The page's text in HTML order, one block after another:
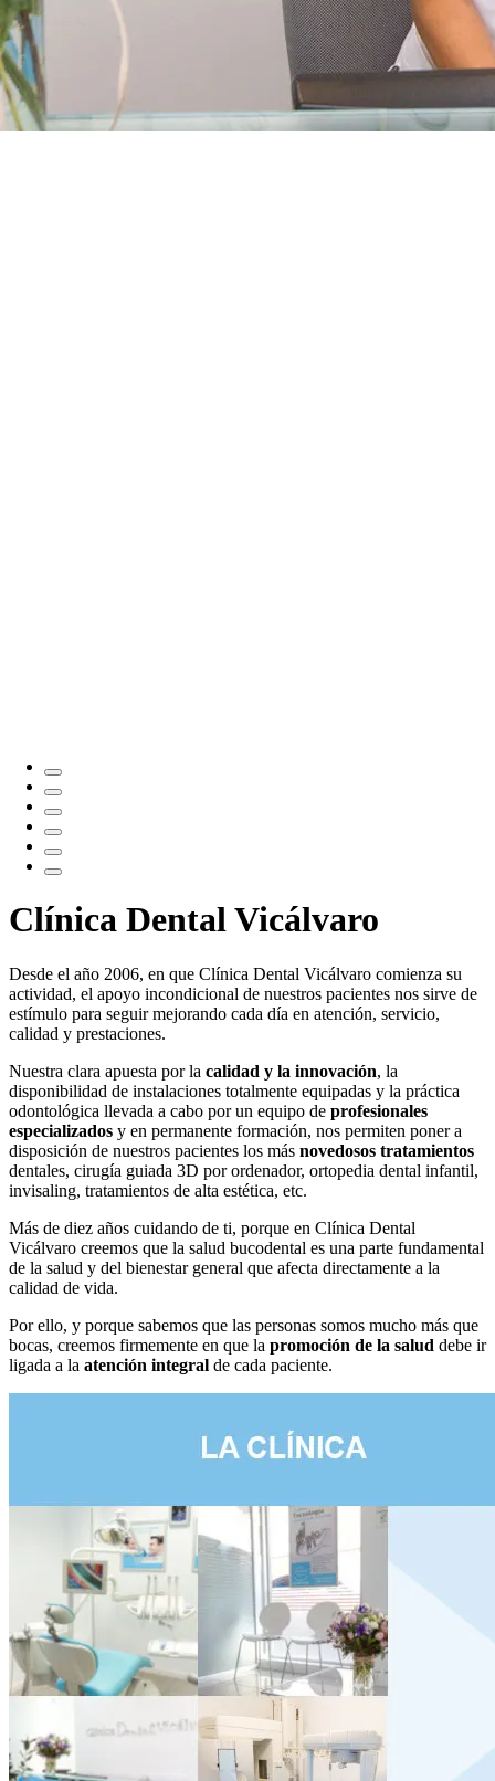
Clínica Dental Vicálvaro
Desde el año 2006, en que Clínica Dental Vicálvaro comienza su
actividad, el apoyo incondicional de nuestros pacientes nos sirve de
estímulo para seguir mejorando cada día en atención, servicio,
calidad y prestaciones.
Nuestra clara apuesta por la calidad y la innovación, la
disponibilidad de instalaciones totalmente equipadas y la práctica
odontológica llevada a cabo por un equipo de profesionales
especializados y en permanente formación, nos permiten poner a
disposición de nuestros pacientes los más novedosos tratamientos
dentales, cirugía guiada 3D por ordenador, ortopedia dental infantil,
invisaling, tratamientos de alta estética, etc.
Más de diez años cuidando de ti, porque en Clínica Dental
Vicálvaro creemos que la salud bucodental es una parte fundamental
de la salud y del bienestar general que afecta directamente a la
calidad de vida.
Por ello, y porque sabemos que las personas somos mucho más que
bocas, creemos firmemente en que la promoción de la salud debe ir
ligada a la atención integral de cada paciente.